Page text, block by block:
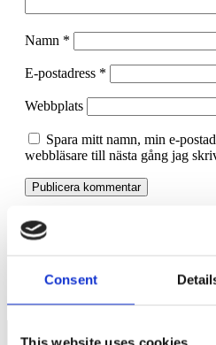
Consent
This website uses cookies
Namn *
E-postadress *
Webbplats
Spara mitt namn, min e-
webbläsare till nästa gång jag
Jämlikhetskommissionen